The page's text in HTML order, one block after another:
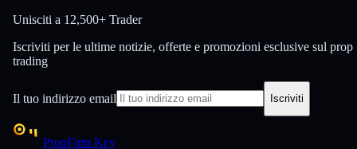
Unisciti a 12,500+ Trader
Iscriviti per le ultime notizie, offerte e promozioni esclusive sul prop
trading
Il tuo indirizzo email Iscriviti
PropFirm Key